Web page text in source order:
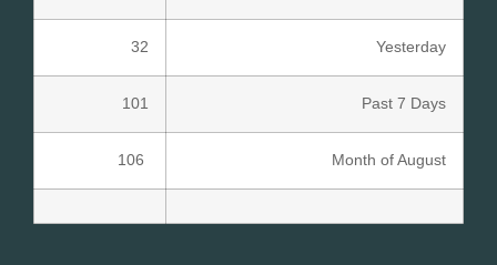
Yesterday
32
Past 7 Days
101
Month of August